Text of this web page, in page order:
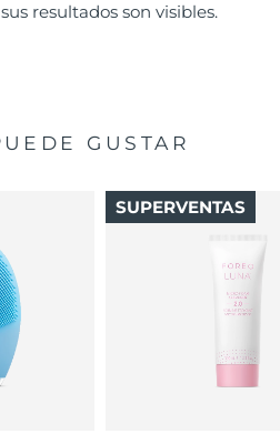
resultados son visibles.
GUSTAR
SUPERVENTAS